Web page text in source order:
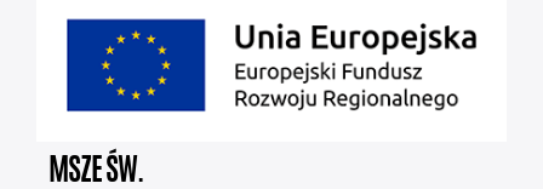
MSZE ŚW.